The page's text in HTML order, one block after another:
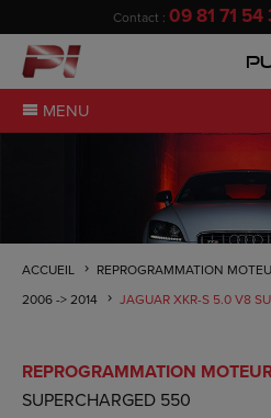
Contact : 09 81 71 54
MENU
ACCUEIL REPROGRAMMATION
2006 -> 2014
JAGUAR XKR-S 5.0 V8
REPROGRAMMATION
SUPERCHARGED 550